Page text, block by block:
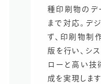
種印刷物のデ
まで対応。デ
ず、印刷物制
版を行い、シ
ローと高い技
成を実現します